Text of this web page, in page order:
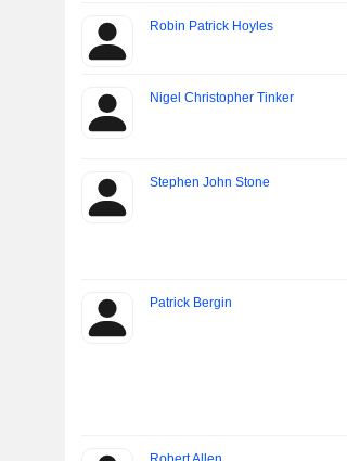
Robin Patrick Hoyles
Nigel Christopher Tinker
Stephen John Stone
Patrick Bergin